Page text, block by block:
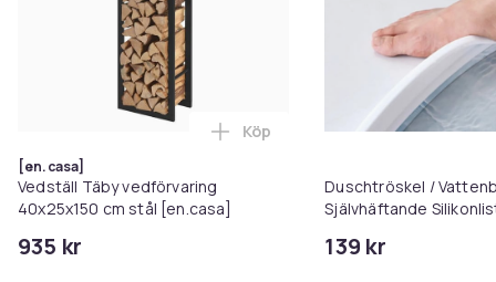
[en.casa]
Vedställ Täby vedförvaring
40x25x150 cm stål [en.casa]
935 kr
Lägg till Vedställ Täby
Köp
Duschtröskel /
Självhäftande
139 kr